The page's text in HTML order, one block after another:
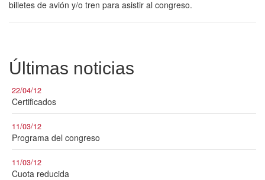
billetes de avión y/o tren para asistir al congreso.
Últimas noticias
22/04/12
Certificados
11/03/12
Programa del congreso
11/03/12
Cuota reducida